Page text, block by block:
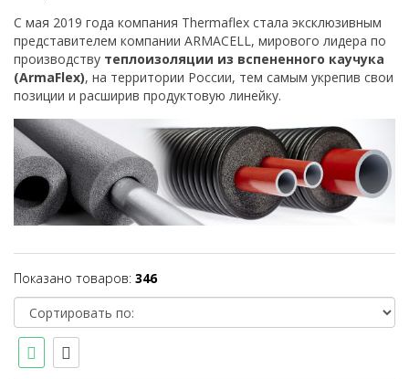
C мая 2019 года компания Thermaflex стала эксклюзивным
представителем компании ARMACELL, мирового лидера по
производству теплоизоляции из вспененного каучука
(ArmaFlex), на территории России, тем самым укрепив свои
позиции и расширив продуктовую линейку.
Показано товаров: 346